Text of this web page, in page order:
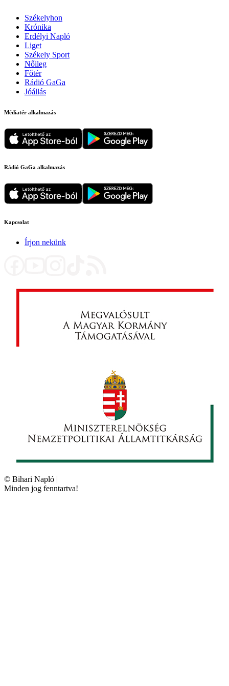
Székelyhon
Krónika
Erdélyi Napló
Liget
Székely Sport
Nőileg
Főtér
Rádió GaGa
Jóállás
Médiatér alkalmazás
Rádió GaGa alkalmazás
Kapcsolat
Írjon nekünk
© Bihari Napló |
Minden jog fenntartva!